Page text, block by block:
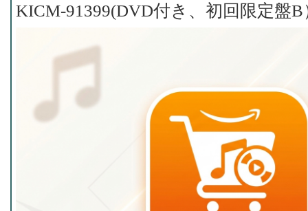
KICM-91399(DVD付き、初回限定盤B